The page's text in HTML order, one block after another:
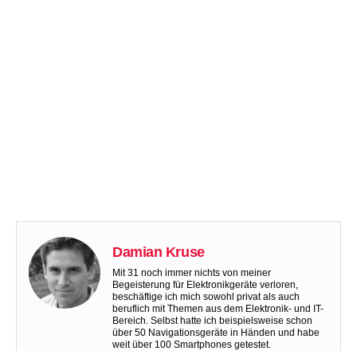
Damian Kruse
Mit 31 noch immer nichts von meiner
Begeisterung für Elektronikgeräte verloren,
beschäftige ich mich sowohl privat als auch
beruflich mit Themen aus dem Elektronik- und IT-
Bereich. Selbst hatte ich beispielsweise schon
über 50 Navigationsgeräte in Händen und habe
weit über 100 Smartphones getestet.